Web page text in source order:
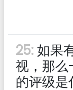
25:如果
视，那么
的评级是